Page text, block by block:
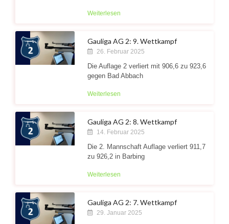
Weiterlesen
Gauliga AG 2: 9. Wettkampf
26. Februar 2025
Die Auflage 2 verliert mit 906,6 zu 923,6
gegen Bad Abbach
Weiterlesen
Gauliga AG 2: 8. Wettkampf
14. Februar 2025
Die 2. Mannschaft Auflage verliert 911,7
zu 926,2 in Barbing
Weiterlesen
Gauliga AG 2: 7. Wettkampf
29. Januar 2025